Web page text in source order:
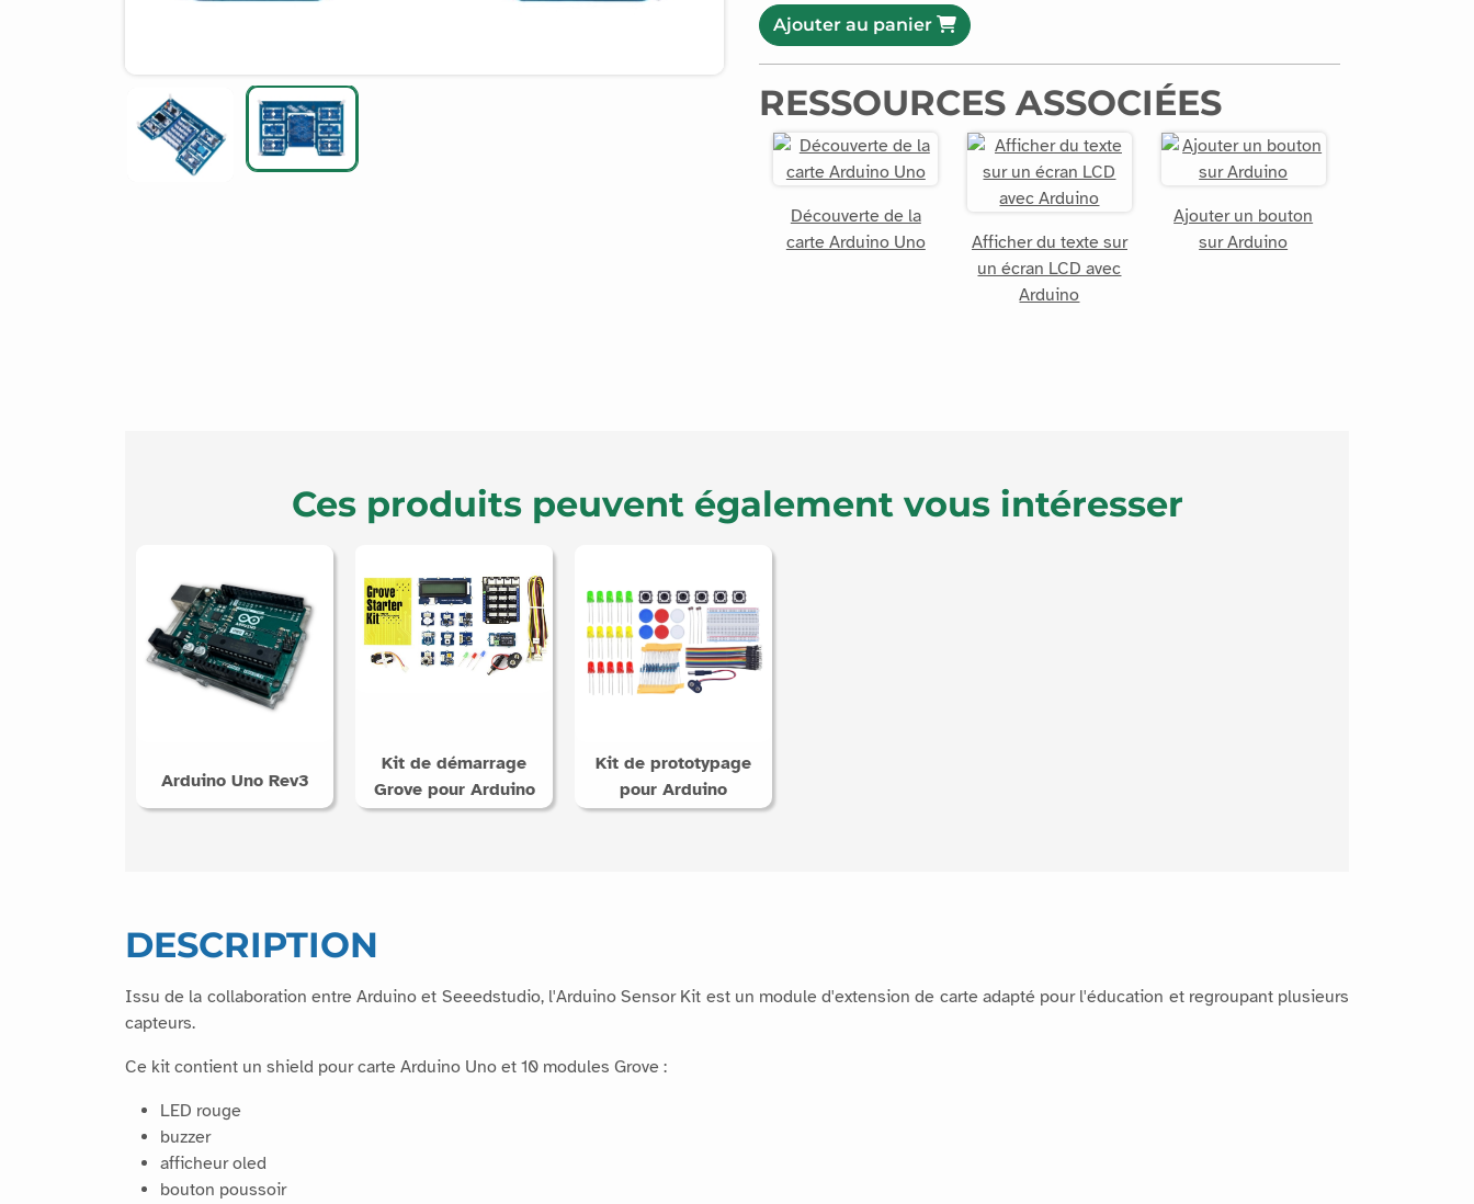
Ajouter au panier
RESSOURCES ASSOCIÉES
Découverte de la
carte Arduino Uno
Afficher du texte sur
un écran LCD avec
Arduino
Ajouter un bouton
sur Arduino
Ces produits peuvent également vous intéresser
Arduino Uno Rev3
Kit de démarrage
Grove pour Arduino
Kit de prototypage
pour Arduino
DESCRIPTION
Issu de la collaboration entre Arduino et Seeedstudio, l'Arduino Sensor Kit est un module d'extension de carte adapté pour l'éducation et regroupant plusieurs
capteurs.
Ce kit contient un shield pour carte Arduino Uno et 10 modules Grove :
LED rouge
buzzer
afficheur oled
bouton poussoir